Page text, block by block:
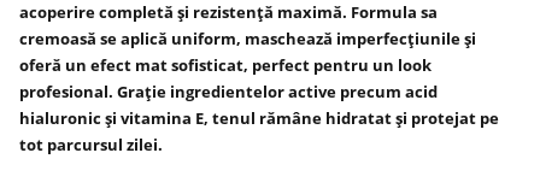
acoperire completă și rezistență maximă. Formula sa
cremoasă se aplică uniform, maschează imperfecțiunile și
oferă un efect mat sofisticat, perfect pentru un look
profesional. Grație ingredientelor active precum acid
hialuronic și vitamina E, tenul rămâne hidratat și protejat pe
tot parcursul zilei.